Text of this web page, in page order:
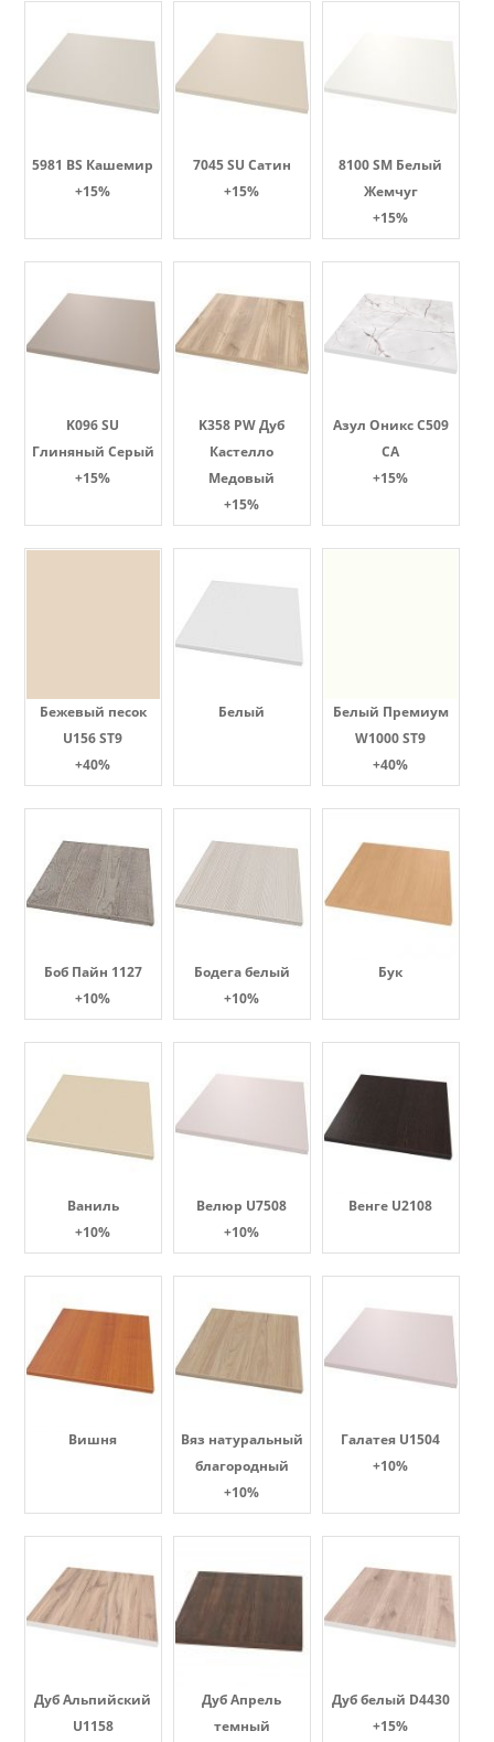
5981 BS Кашемир
+15%
7045 SU Сатин
+15%
8100 SM Белый
Жемчуг
+15%
K096 SU
Глиняный Серый
+15%
K358 PW Дуб
Кастелло
Медовый
+15%
Азул Оникс С509
СА
+15%
Бежевый песок
U156 ST9
+40%
Белый
Белый Премиум
W1000 ST9
+40%
Боб Пайн 1127
+10%
Бодега белый
+10%
Бук
Ваниль
+10%
Велюр U7508
+10%
Венге U2108
Вишня
Вяз натуральный
благородный
+10%
Галатея U1504
+10%
Дуб Альпийский
U1158
Дуб Апрель
темный
Дуб белый D4430
+15%